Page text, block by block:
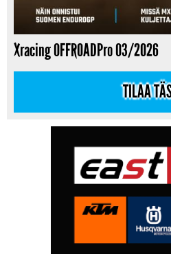
Xracing OFFROADPro 03/2026
TILAA